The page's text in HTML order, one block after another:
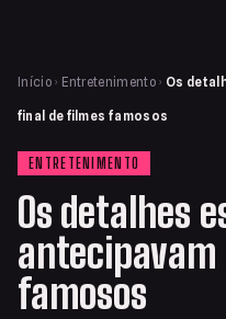
Início › Entretenimento › Os
final de filmes famosos
ENTRETENIMENTO
Os detalhes
famosos